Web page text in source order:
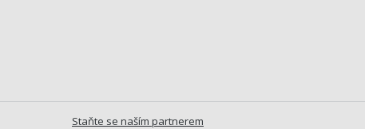
Staňte se naším partnerem